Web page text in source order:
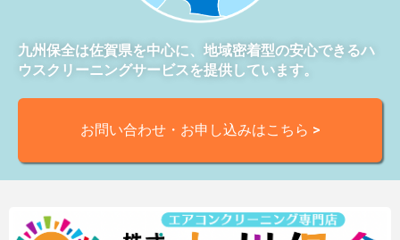
九州保全は佐賀県を中心に、地域密着型の安心できるハ
ウスクリーニングサービスを提供しています。
お問い合わせ・お申し込みはこちら >